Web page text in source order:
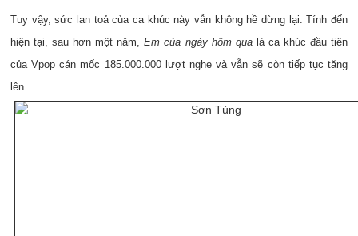
Tuy vậy, sức lan toả của ca khúc này vẫn không hề dừng lại. Tính đến
hiện tại, sau hơn một năm,Em của ngày hôm qualà ca khúc đầu tiên
của Vpop cán mốc 185.000.000 lượt nghe và vẫn sẽ còn tiếp tục tăng
lên.